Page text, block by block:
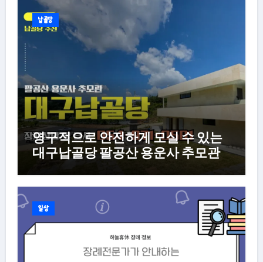
납골당
영구적으로 안전하게 모실 수 있는
대구납골당 팔공산 용운사 추모관
일상